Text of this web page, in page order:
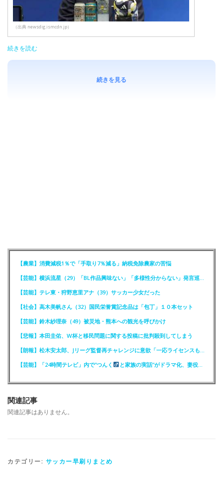
（出典 newsdig.ismcdn.jp）
続きを読む
続きを見る
【農業】消費減税1％で「手取り7％減る」納税免除農家の苦悩
【芸能】テレ東・狩野恵里アナ（39）サッカー少女だった
【社会】高木美帆さん（32）国民栄誉賞記念品は「包丁」１０本セット
【芸能】鈴木紗理奈（49）被災地・熊本への観光を呼びかけ
【悲報】本田圭佑、W杯と移民問題に関する投稿に批判殺到してしまう
【芸能】「24時間テレビ」内で”つんく
と家族の実話”がドラマ化、妻役は北川景子
関連記事
関連記事はありません。
カテゴリー: サッカー早刷りまとめ